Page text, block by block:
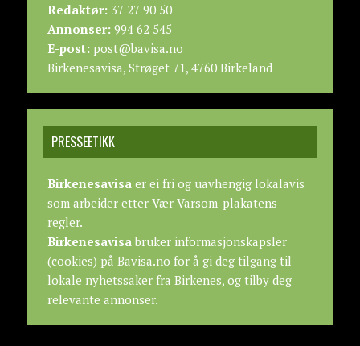
Redaktør:37 27 90 50
Annonser:994 62 545
E-post:post@bavisa.no
Birkenesavisa, Strøget 71, 4760 Birkeland
PRESSEETIKK
Birkenesavisaer ei fri og uavhengig lokalavis
som arbeider etter Vær Varsom-plakatens
regler.
Birkenesavisabruker informasjonskapsler
(cookies) på Bavisa.no for å gi deg tilgang til
lokale nyhetssaker fra Birkenes, og tilby deg
relevante annonser.